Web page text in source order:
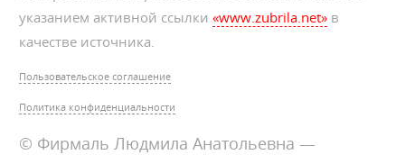
указанием активной ссылки«www.zubrila.net» в
качестве источника.
Пользовательское соглашение
Политика конфиденциальности
© Фирмаль Людмила Анатольевна —